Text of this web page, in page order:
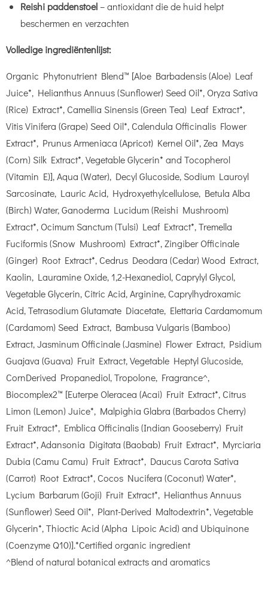
Reishi paddenstoel – antioxidant die de huid helpt
beschermen en verzachten
Volledige ingrediëntenlijst:
Organic Phytonutrient Blend™ [Aloe Barbadensis (Aloe) Leaf
Juice*, Helianthus Annuus (Sunflower) Seed Oil*, Oryza Sativa
(Rice) Extract*, Camellia Sinensis (Green Tea) Leaf Extract*,
Vitis Vinifera (Grape) Seed Oil*, Calendula Officinalis Flower
Extract*, Prunus Armeniaca (Apricot) Kernel Oil*, Zea Mays
(Corn) Silk Extract*, Vegetable Glycerin* and Tocopherol
(Vitamin E)], Aqua (Water), Decyl Glucoside, Sodium Lauroyl
Sarcosinate, Lauric Acid, Hydroxyethylcellulose, Betula Alba
(Birch) Water, Ganoderma Lucidum (Reishi Mushroom)
Extract*, Ocimum Sanctum (Tulsi) Leaf Extract*, Tremella
Fuciformis (Snow Mushroom) Extract*, Zingiber Officinale
(Ginger) Root Extract*, Cedrus Deodara (Cedar) Wood Extract,
Kaolin, Lauramine Oxide, 1,2-Hexanediol, Caprylyl Glycol,
Vegetable Glycerin, Citric Acid, Arginine, Caprylhydroxamic
Acid, Tetrasodium Glutamate Diacetate, Elettaria Cardamomum
(Cardamom) Seed Extract, Bambusa Vulgaris (Bamboo)
Extract, Jasminum Officinale (Jasmine) Flower Extract, Psidium
Guajava (Guava) Fruit Extract, Vegetable Heptyl Glucoside,
CornDerived Propanediol, Tropolone, Fragrance^,
Biocomplex2™ [Euterpe Oleracea (Acai) Fruit Extract*, Citrus
Limon (Lemon) Juice*, Malpighia Glabra (Barbados Cherry)
Fruit Extract*, Emblica Officinalis (Indian Gooseberry) Fruit
Extract*, Adansonia Digitata (Baobab) Fruit Extract*, Myrciaria
Dubia (Camu Camu) Fruit Extract*, Daucus Carota Sativa
(Carrot) Root Extract*, Cocos Nucifera (Coconut) Water*,
Lycium Barbarum (Goji) Fruit Extract*, Helianthus Annuus
(Sunflower) Seed Oil*, Plant-Derived Maltodextrin*, Vegetable
Glycerin*, Thioctic Acid (Alpha Lipoic Acid) and Ubiquinone
(Coenzyme Q10)].*Certified organic ingredient
^Blend of natural botanical extracts and aromatics